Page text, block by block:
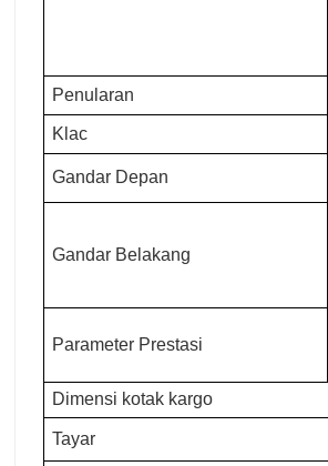
Penularan
Klac
Gandar Depan
Gandar Belakang
Parameter Prestasi
Dimensi kotak kargo
Tayar